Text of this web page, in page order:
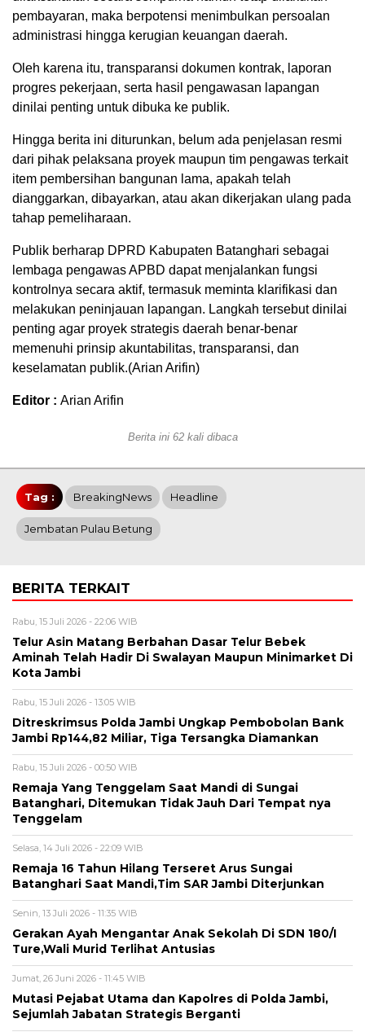
pembayaran, maka berpotensi menimbulkan persoalan
administrasi hingga kerugian keuangan daerah.
Oleh karena itu, transparansi dokumen kontrak, laporan
progres pekerjaan, serta hasil pengawasan lapangan
dinilai penting untuk dibuka ke publik.
Hingga berita ini diturunkan, belum ada penjelasan resmi
dari pihak pelaksana proyek maupun tim pengawas terkait
item pembersihan bangunan lama, apakah telah
dianggarkan, dibayarkan, atau akan dikerjakan ulang pada
tahap pemeliharaan.
Publik berharap DPRD Kabupaten Batanghari sebagai
lembaga pengawas APBD dapat menjalankan fungsi
kontrolnya secara aktif, termasuk meminta klarifikasi dan
melakukan peninjauan lapangan. Langkah tersebut dinilai
penting agar proyek strategis daerah benar-benar
memenuhi prinsip akuntabilitas, transparansi, dan
keselamatan publik.(Arian Arifin)
Editor : Arian Arifin
Berita ini 62 kali dibaca
Tag : BreakingNews Headline
Jembatan Pulau Betung
BERITA TERKAIT
Rabu, 15 Juli 2026 - 22:06 WIB
Telur Asin Matang Berbahan Dasar Telur Bebek
Aminah Telah Hadir Di Swalayan Maupun Minimarket Di
Kota Jambi
Rabu, 15 Juli 2026 - 13:05 WIB
Ditreskrimsus Polda Jambi Ungkap Pembobolan Bank
Jambi Rp144,82 Miliar, Tiga Tersangka Diamankan
Rabu, 15 Juli 2026 - 00:50 WIB
Remaja Yang Tenggelam Saat Mandi di Sungai
Batanghari, Ditemukan Tidak Jauh Dari Tempat nya
Tenggelam
Selasa, 14 Juli 2026 - 22:09 WIB
Remaja 16 Tahun Hilang Terseret Arus Sungai
Batanghari Saat Mandi,Tim SAR Jambi Diterjunkan
Senin, 13 Juli 2026 - 11:35 WIB
Gerakan Ayah Mengantar Anak Sekolah Di SDN 180/I
Ture,Wali Murid Terlihat Antusias
Jumat, 26 Juni 2026 - 11:45 WIB
Mutasi Pejabat Utama dan Kapolres di Polda Jambi,
Sejumlah Jabatan Strategis Berganti